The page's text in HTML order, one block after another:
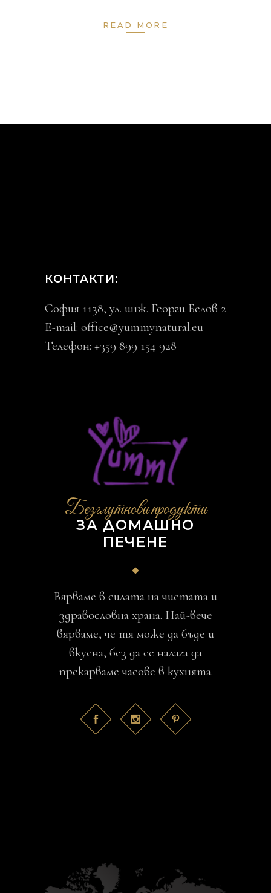
READ MORE
КОНТАКТИ:
София 1138, ул. инж. Георги Белов 2
E-mail: office@yummynatural.eu
Телефон: +359 899 154 928
Безглутнови продукти
ЗА ДОМАШНО
ПЕЧЕНЕ
Вярваме в силата на чистата и
здравословна храна. Най-вече
вярваме, че тя може да бъде и
вкусна, без да се налага да
прекарваме часове в кухнята.